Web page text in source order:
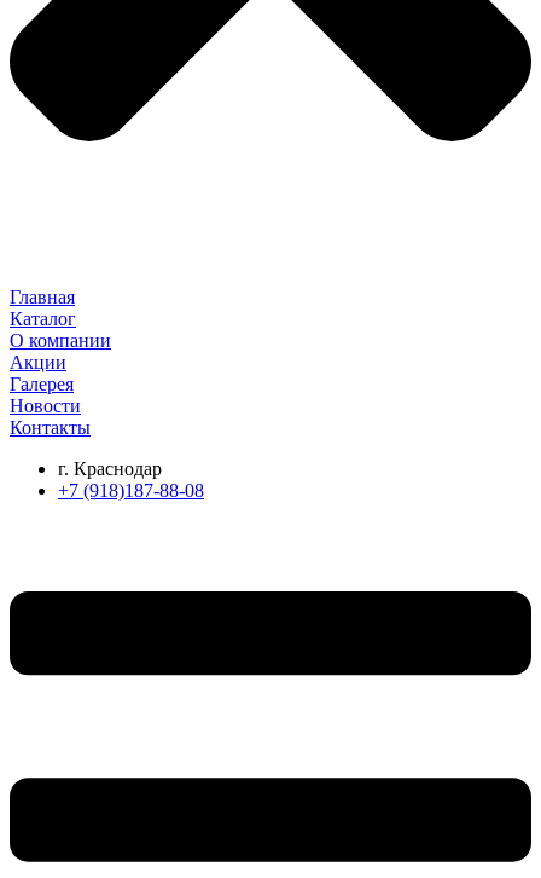
Главная
Каталог
О компании
Акции
Галерея
Новости
Контакты
г. Краснодар
+7 (918)187-88-08